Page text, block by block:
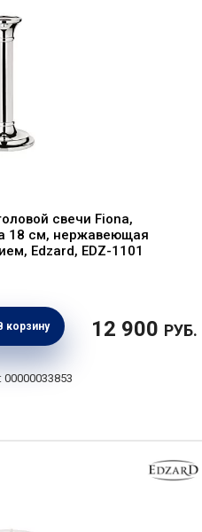
свечи Fiona,
18 см, нержавеющая
Edzard, EDZ-1101
корзину 12 900 РУБ.
00000033853